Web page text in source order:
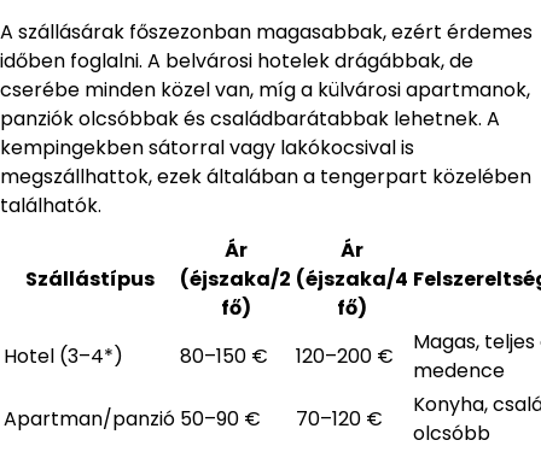
A szállásárak főszezonban magasabbak, ezért érdemes
időben foglalni. A belvárosi hotelek drágábbak, de
cserébe minden közel van, míg a külvárosi apartmanok,
panziók olcsóbbak és családbarátabbak lehetnek. A
kempingekben sátorral vagy lakókocsival is
megszállhattok, ezek általában a tengerpart közelében
találhatók.
Szállástípus
Ár
(éjszaka/2
fő)
Ár
(éjszaka/4
fő)
Hotel (3–4*) 80–150 € 120–200 €
Magas,
medence
Apartman/panzió 50–90 € 70–120 €
Konyha,
olcsóbb